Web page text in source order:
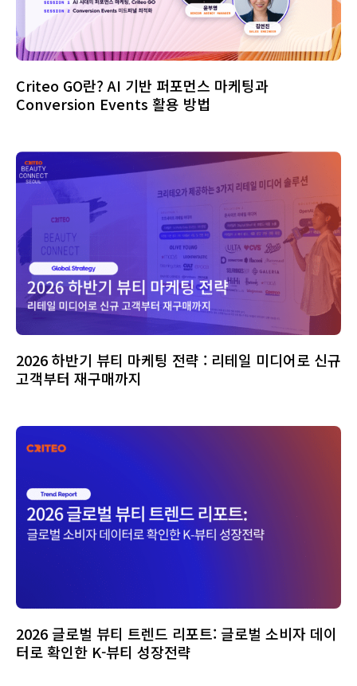
Criteo GO란? AI 기반 퍼포먼스 마케팅과
Conversion Events 활용 방법
2026 하반기 뷰티 마케팅 전략 : 리테일 미디어로 신규
고객부터 재구매까지
2026 글로벌 뷰티 트렌드 리포트: 글로벌 소비자 데이
터로 확인한 K-뷰티 성장전략